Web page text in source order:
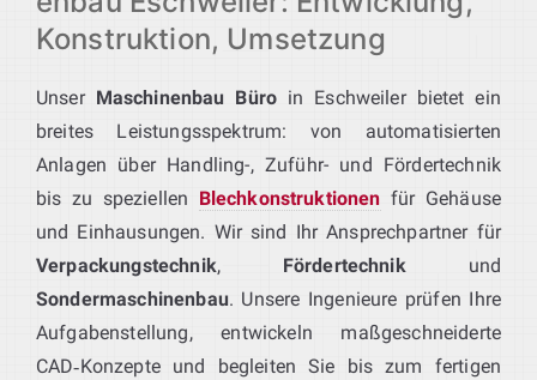
Konstruktion, Umsetzung
Unser Maschinenbau Büro in Eschweiler bietet ein
breites Leistungsspektrum: von automatisierten
Anlagen über Handling-, Zuführ- und Fördertechnik
bis zu speziellen Blechkonstruktionen für Gehäuse
und Einhausungen. Wir sind Ihr Ansprechpartner für
Verpackungstechnik, Fördertechnikund
Sondermaschinenbau. Unsere Ingenieure prüfen Ihre
Aufgabenstellung, entwickeln maßgeschneiderte
CAD‑Konzepte und begleiten Sie bis zum fertigen